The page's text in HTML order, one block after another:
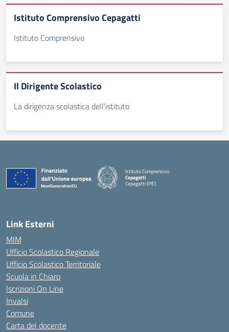
Istituto Comprensivo Cepagatti
Istituto Comprensivo
Il Dirigente Scolastico
La dirigenza scolastica dell'istituto
Istituto Comprensivo
Cepagatti
Cepagatti (PE)
— Visita la pagina iniziale della scuola
Link Esterni
MIM
Ufficio Scolastico Regionale
Ufficio Scolastico Territoriale
Scuola in Chiaro
Iscrizioni On Line
Invalsi
Comune
Carta del docente